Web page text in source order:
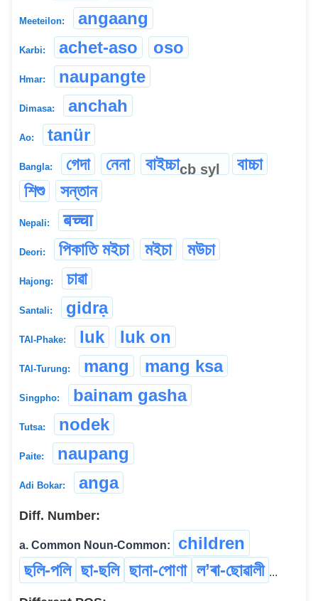
Meeteilon: angaang
Karbi: achet-aso oso
Hmar: naupangte
Dimasa: anchah
Ao: tanür
Bangla: গেদা নেনা বাইচ্চাcb syl
বাচ্চা
শিশু
সন্তান
Nepali: बच्चा
Deori: পিকাতি মইচা মইচা মউচা
Hajong: চাৱা
Santali: gidrạ
TAI-Phake: luk luk on
TAI-Turung: mang mang ksa
Singpho: bainam gasha
Tutsa: nodek
Paite: naupang
Adi Bokar: anga
Diff. Number:
a. Common Noun-Common:
children
ছলি-পলি ছা-ছলি ছানা-পোণা ল’ৰা-ছোৱালী ...